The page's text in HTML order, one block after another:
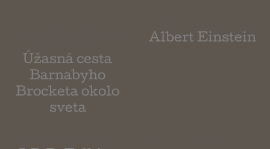
Úžasná cesta
Barnabyho
Brocketa okolo
sveta
Albert Einstein